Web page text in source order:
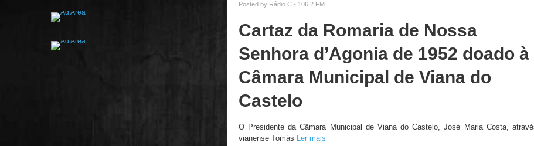
Posted by Rádio C - 106.2 FM
Cartaz da Romaria de Nossa
Senhora d’Agonia de 1952 doado à
Câmara Municipal de Viana do
Castelo
O Presidente da Câmara Municipal de Viana do Castelo, José Maria Costa,
vianense Tomás Ler mais